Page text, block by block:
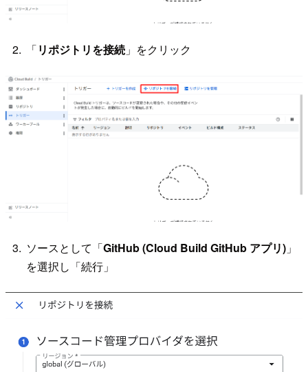
「リポジトリを接続 」をクリック
ソースとして「GitHub (Cloud Build GitHub アプリ) 」
を選択し「続行」